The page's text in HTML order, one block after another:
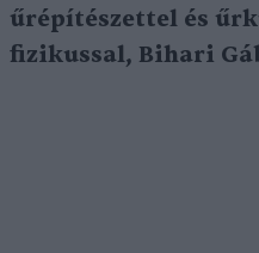
űrépítészettel és
fizikussal, Bihari